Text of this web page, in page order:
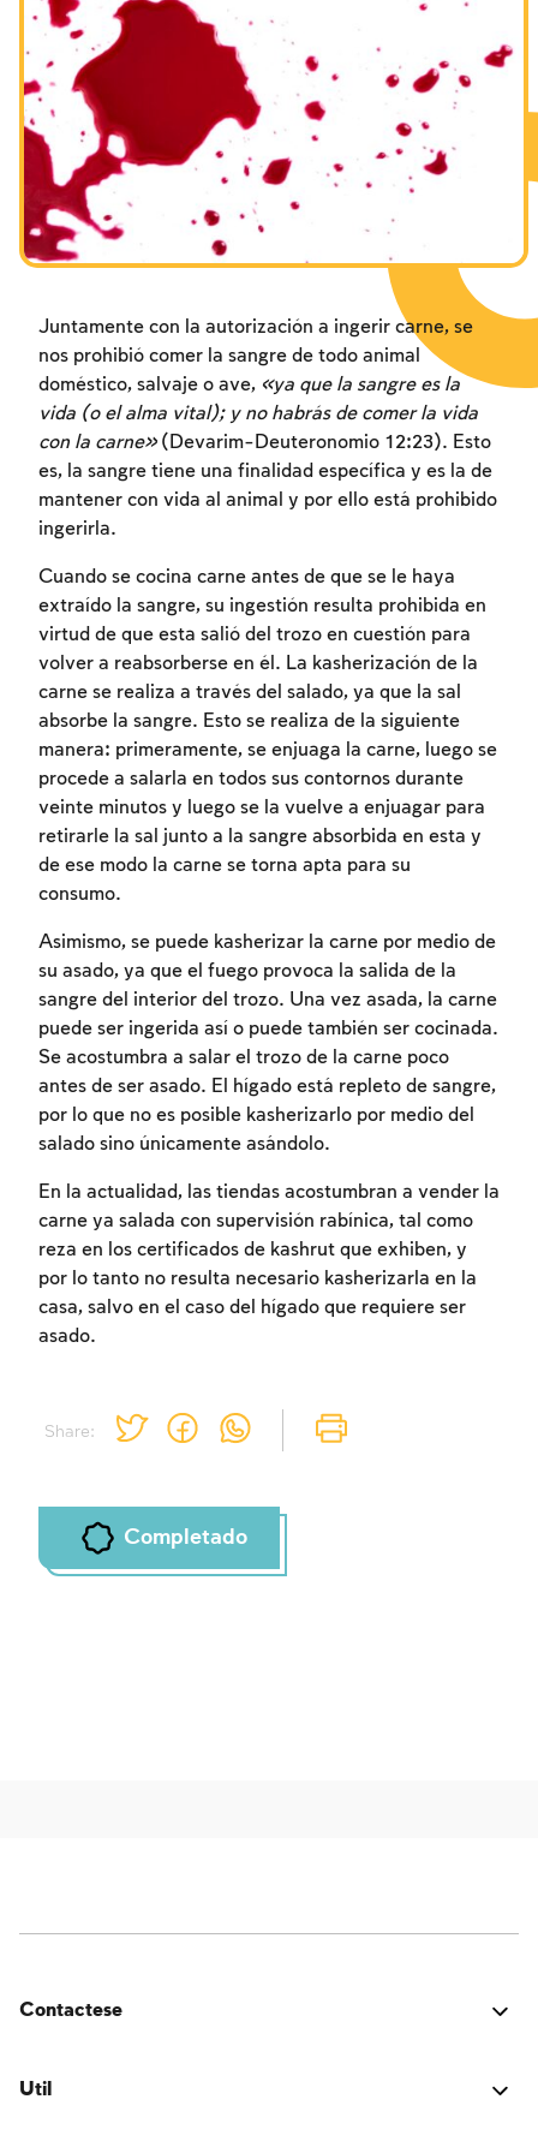
Los ayunos por la destrucción del Templo
Janucá
Purim
Share:
Juntamente con la autorización a ingerir carne, se
nos prohibió comer la sangre de todo animal
doméstico, salvaje o ave, «ya que la sangre es la
vida (o el alma vital); y no habrás de comer la vida
con la carne»(Devarim-Deuteronomio 12:23). Esto
es, la sangre tiene una finalidad específica y es la de
mantener con vida al animal y por ello está prohibido
ingerirla.
Cuando se cocina carne antes de que se le haya
extraído la sangre, su ingestión resulta prohibida en
virtud de que esta salió del trozo en cuestión para
volver a reabsorberse en él. La kasherización de la
carne se realiza a través del salado, ya que la sal
absorbe la sangre. Esto se realiza de la siguiente
manera: primeramente, se enjuaga la carne, luego se
procede a salarla en todos sus contornos durante
veinte minutos y luego se la vuelve a enjuagar para
retirarle la sal junto a la sangre absorbida en esta y
de ese modo la carne se torna apta para su
consumo.
Asimismo, se puede kasherizar la carne por medio de
su asado, ya que el fuego provoca la salida de la
sangre del interior del trozo. Una vez asada, la carne
puede ser ingerida así o puede también ser cocinada.
Se acostumbra a salar el trozo de la carne poco
antes de ser asado. El hígado está repleto de sangre,
por lo que no es posible kasherizarlo por medio del
salado sino únicamente asándolo.
En la actualidad, las tiendas acostumbran a vender la
carne ya salada con supervisión rabínica, tal como
reza en los certificados de kashrut que exhiben, y
por lo tanto no resulta necesario kasherizarla en la
casa, salvo en el caso del hígado que requiere ser
asado.
Completado
Inscripcion requerida
Para marcar lo estudiado debe conectarse
a su cuenta o inscribirse.
Inscripcion Conectarse
Contactese
una idea para mejorar? ¡Nos encantaría saber de ti!
Util